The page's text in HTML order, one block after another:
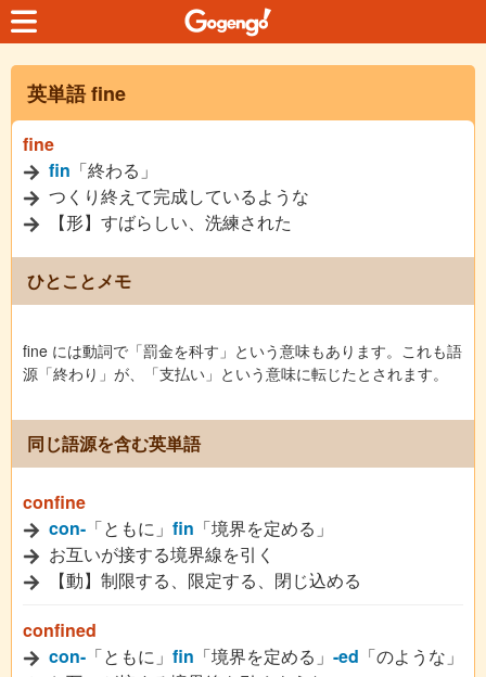
英単語 fine
fine
fin 「終わる」
つくり終えて完成しているような
【形】すばらしい、洗練された
ひとことメモ
fine には動詞で「罰金を科す」という意味もあります。これも語
源「終わり」が、「支払い」という意味に転じたとされます。
同じ語源を含む英単語
confine
con- 「ともに」 fin 「境界を定める」
お互いが接する境界線を引く
【動】制限する、限定する、閉じ込める
confined
con- 「ともに」 fin 「境界を定める」 -ed 「のような」